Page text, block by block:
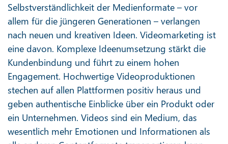
Selbstverständlichkeit der Medienformate – vor
allem für die jüngeren Generationen – verlangen
nach neuen und kreativen Ideen. Videomarketing ist
eine davon. Komplexe Ideenumsetzung stärkt die
Kundenbindung und führt zu einem hohen
Engagement. Hochwertige Videoproduktionen
stechen auf allen Plattformen positiv heraus und
geben authentische Einblicke über ein Produkt oder
ein Unternehmen. Videos sind ein Medium, das
wesentlich mehr Emotionen und Informationen als